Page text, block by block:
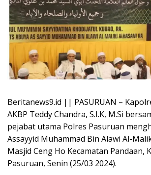
Beritanews9.id || PASURUAN –
AKBP Teddy Chandra, S.I.K, M.Si
pejabat utama Polres Pasuruan
Assayyid Muhammad Bin Alawi Al-
Masjid Ceng Ho Kecamatan Pandaan,
Pasuruan, Senin (25/03 2024).